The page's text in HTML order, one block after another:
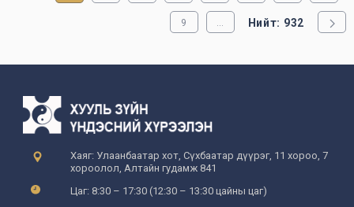
9 ... Нийт: 932
Хаяг: Улаанбаатар хот, Сүхбаатар дүүрэг, 11 хороо, 7
хороолол, Алтайн гудамж 841
Цаг: 8:30 – 17:30 (12:30 – 13:30 цайны цаг)